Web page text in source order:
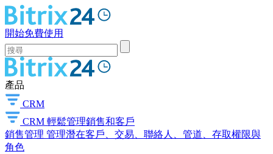
開始免費使用
產品
CRM
CRM 輕鬆管理銷售和客戶
銷售管理 管理潛在客戶、交易、聯絡人、管道、存取權限與
角色